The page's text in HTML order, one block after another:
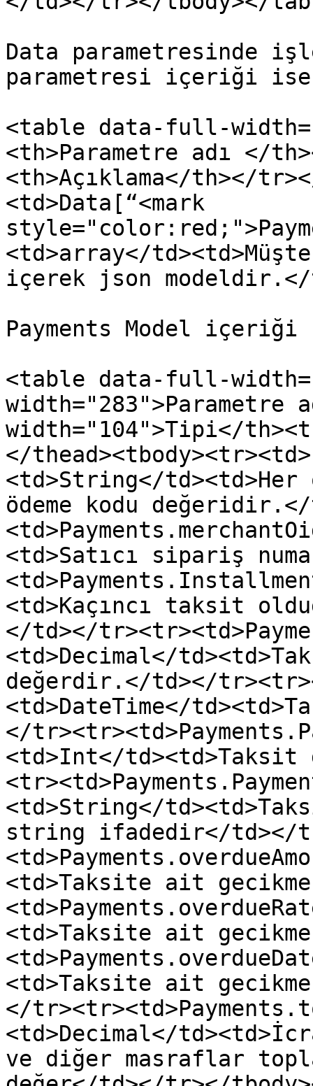
Data parametresinde
parametresi içeriği
<table data-full-
<th>Parametre adı </
<th>Açıklama</th></
<td>Data[“<mark
<td>array</
içerek json
Payments Model
<table data-full-
width="283">Parametre
width="104">Tipi</
</
<td>String</
ödeme kodu
<td>Satıcı sipariş
<td>Kaçıncı taksit
</td></
<td>Decimal</
değerdir.</td></
<td>DateTime</
</
<td>Int</td><td>Taksit
<td>String</
string ifadedir</td></
<td>Taksite ait
<td>Taksite ait
<td>Taksite ait
</
<td>Decimal</
ve diğer masraflar